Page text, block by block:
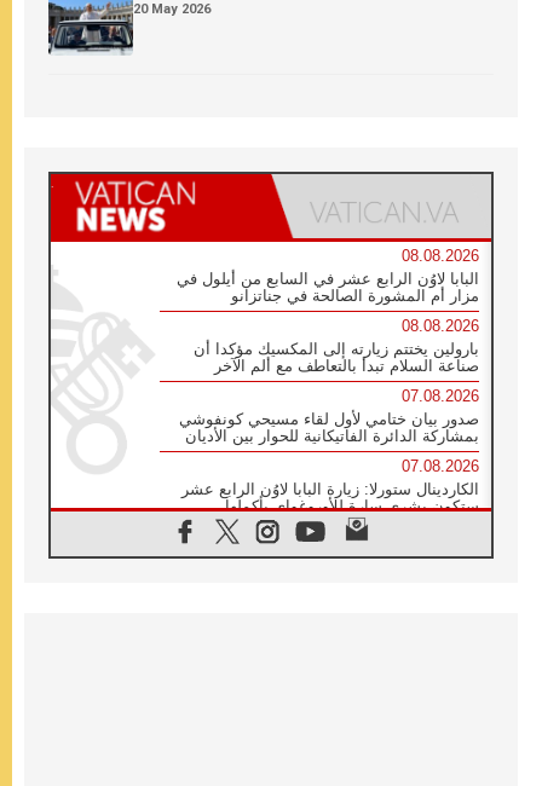
20 May 2026
08.08.2026
البابا لاوُن الرابع عشر في السابع من أيلول في
مزار أم المشورة الصالحة في جناتزانو
08.08.2026
بارولين يختتم زيارته إلى المكسيك مؤكدا أن
صناعة السلام تبدأ بالتعاطف مع ألم الآخر
07.08.2026
صدور بيان ختامي لأول لقاء مسيحي كونفوشي
بمشاركة الدائرة الفاتيكانية للحوار بين الأديان
07.08.2026
الكاردينال ستورلا: زيارة البابا لاوُن الرابع عشر
ستكون بشرى سارة للأوروغواي بأكملها
الفاتيكان يعلن برنامج الزيارة الرسولية للبابا لاوُن